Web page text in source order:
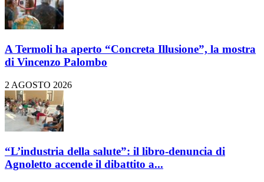
A Termoli ha aperto “Concreta Illusione”, la mostra
di Vincenzo Palombo
2 AGOSTO 2026
“L’industria della salute”: il libro-denuncia di
Agnoletto accende il dibattito a...